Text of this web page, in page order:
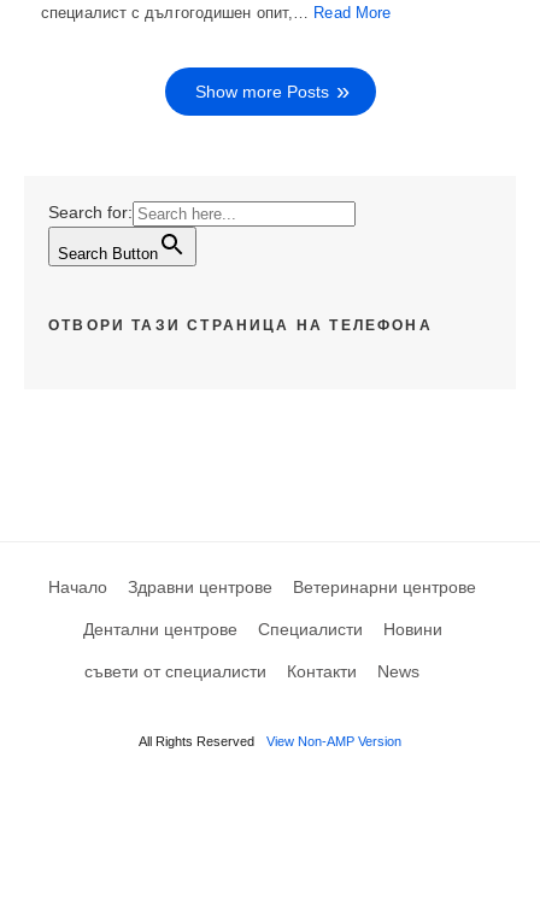
специалист с дългогодишен опит,…
Read More
Show more Posts
Search for:
Search Button
ОТВОРИ ТАЗИ СТРАНИЦА НА ТЕЛЕФОНА
Начало Здравни центрове Ветеринарни центрове
Дентални центрове Специалисти Новини
съвети от специалисти Контакти News
All Rights Reserved View Non-AMP Version